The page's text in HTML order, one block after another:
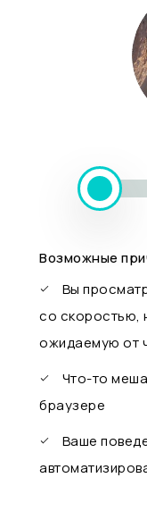
Возможные
Вы
со
ожидаемую от
Что-то
браузере
Ваше